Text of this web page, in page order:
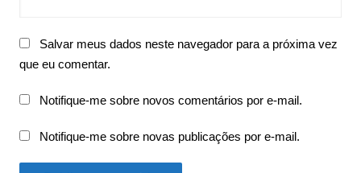
Salvar meus dados neste navegador para a próxima vez
que eu comentar.
Notifique-me sobre novos comentários por e-mail.
Notifique-me sobre novas publicações por e-mail.